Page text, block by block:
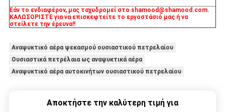
Εάν το ενδιαφέρον, μας ταχυδρομεί στο shamood@shamood.com.
ΚΑΛΩΣΟΡΙΣΤΕ για να επισκεφτείτε το εργοστάσιό μας ή να
στείλετε την έρευνα!!
Αναψυκτικό αέρα ψεκασμού ουσιαστικού πετρελαίου
Ουσιαστικά πετρέλαια ως αναψυκτικά αέρα
Αναψυκτικό αέρα αυτοκινήτων ουσιαστικού πετρελαίου
Αποκτήστε την καλύτερη τιμή για